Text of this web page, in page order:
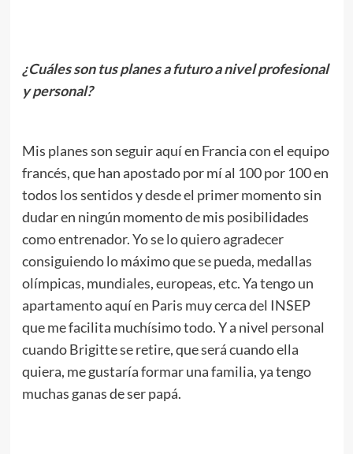
¿Cuáles son tus planes a futuro a nivel profesional
y personal?
Mis planes son seguir aquí en Francia con el equipo
francés, que han apostado por mí al 100 por 100 en
todos los sentidos y desde el primer momento sin
dudar en ningún momento de mis posibilidades
como entrenador. Yo se lo quiero agradecer
consiguiendo lo máximo que se pueda, medallas
olímpicas, mundiales, europeas, etc. Ya tengo un
apartamento aquí en Paris muy cerca del INSEP
que me facilita muchísimo todo. Y a nivel personal
cuando Brigitte se retire, que será cuando ella
quiera, me gustaría formar una familia, ya tengo
muchas ganas de ser papá.